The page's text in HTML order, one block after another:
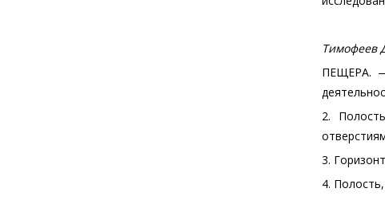
Тимофеев
ПЕЩЕРА. —
2.
3.
4.